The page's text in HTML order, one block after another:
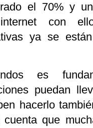
el 70% y
con
ya se
es
puedan
hacerlo
que